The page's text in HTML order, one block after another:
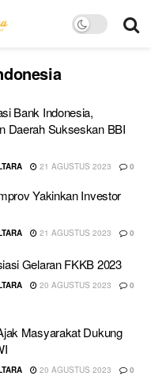
Bank Indonesia,
Daerah Sukseskan BBI
21 AGUSTUS 2023 0
Yakinkan Investor
21 AGUSTUS 2023 0
Gelaran FKKB 2023
20 AGUSTUS 2023 0
Masyarakat Dukung
20 AGUSTUS 2023 0